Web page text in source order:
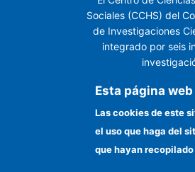
Sociales (CCHS) del
de Investigaciones
integrado por seis
Esta página
Las cookies de este
el uso que haga del
que hayan